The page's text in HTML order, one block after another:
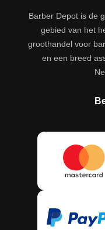
Barber Depot is de
gebied van het
groothandel voor
en een breed